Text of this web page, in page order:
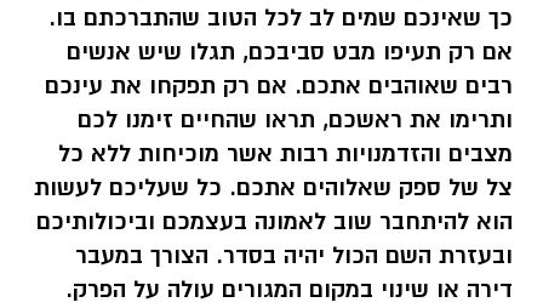
כך שאינכם שמים לב לכל הטוב שהתברכתם בו.
אם רק תעיפו מבט סביבכם, תגלו שיש אנשים
רבים שאוהבים אתכם. אם רק תפקחו את עינכם
ותרימו את ראשכם, תראו שהחיים זימנו לכם
מצבים והזדמנויות רבות אשר מוכיחות ללא כל
צל של ספק שאלוהים אתכם. כל שעליכם לעשות
הוא להיתחבר שוב לאמונה בעצמכם וביכולותיכם
ובעזרת השם הכול יהיה בסדר. הצורך במעבר
דירה או שינוי במקום המגורים עולה על הפרק.